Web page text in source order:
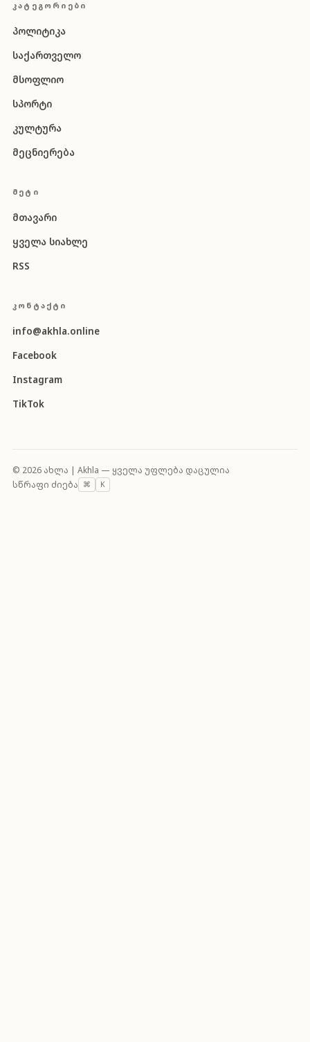
ᲙᲐᲢᲔᲒᲝᲠᲘᲔᲑᲘ
პოლიტიკა
საქართველო
მსოფლიო
სპორტი
კულტურა
მეცნიერება
ᲛᲔᲢᲘ
მთავარი
ყველა სიახლე
RSS
ᲙᲝᲜᲢᲐᲥᲢᲘ
info@akhla.online
Facebook
Instagram
TikTok
© 2026 ახლა | Akhla — ყველა უფლება დაცულია
სწრაფი ძიება
⌘ K